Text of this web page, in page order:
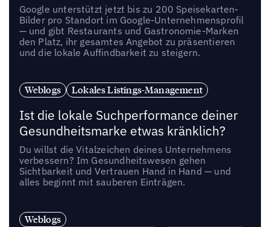
Google unterstützt jetzt bis zu 200 Speisekarten-
Bilder pro Standort im Google-Unternehmensprofil
— und gibt Restaurants und Gastronomie-Marken
den Platz, ihr gesamtes Angebot zu präsentieren
und die lokale Auffindbarkeit zu steigern.
Weblogs Lokales Listings-Management
Ist die lokale Suchperformance deiner
Gesundheitsmarke etwas kränklich?
Du willst die Vitalzeichen deines Unternehmens
verbessern? Im Gesundheitswesen gehen
Sichtbarkeit und Vertrauen Hand in Hand — und
alles beginnt mit sauberen Einträgen.
Weblogs